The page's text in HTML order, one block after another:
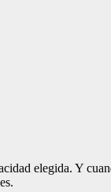
elegida. Y